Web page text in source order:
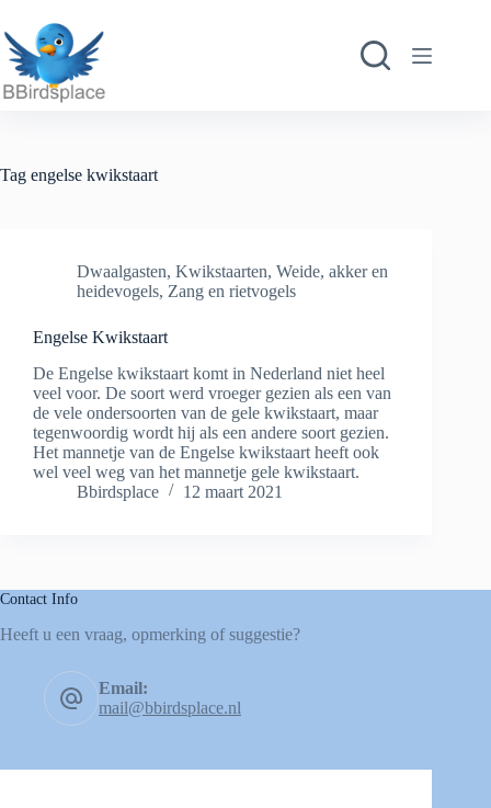
naar
de
inhoud
Tag engelse kwikstaart
Dwaalgasten, Kwikstaarten, Weide, akker en
heidevogels, Zang en rietvogels
Engelse Kwikstaart
De Engelse kwikstaart komt in Nederland niet heel
veel voor. De soort werd vroeger gezien als een van
de vele ondersoorten van de gele kwikstaart, maar
tegenwoordig wordt hij als een andere soort gezien.
Het mannetje van de Engelse kwikstaart heeft ook
wel veel weg van het mannetje gele kwikstaart.
Bbirdsplace
12 maart 2021
Contact Info
Heeft u een vraag, opmerking of suggestie?
Email:
mail@bbirdsplace.nl